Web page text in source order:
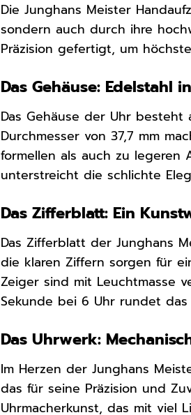
Die Junghans Meister
sondern auch durch ihre
Präzision gefertigt, um
Das Gehäuse: Edelstahl
Das Gehäuse der Uhr besteht
Durchmesser von 37,7 mm
formellen als auch zu legeren
unterstreicht die schlichte
Das Zifferblatt: Ein
Das Zifferblatt der Junghans
die klaren Ziffern sorgen für
Zeiger sind mit Leuchtmasse
Sekunde bei 6 Uhr rundet
Das Uhrwerk:
Im Herzen der Junghans
das für seine Präzision und
Uhrmacherkunst, das mit viel